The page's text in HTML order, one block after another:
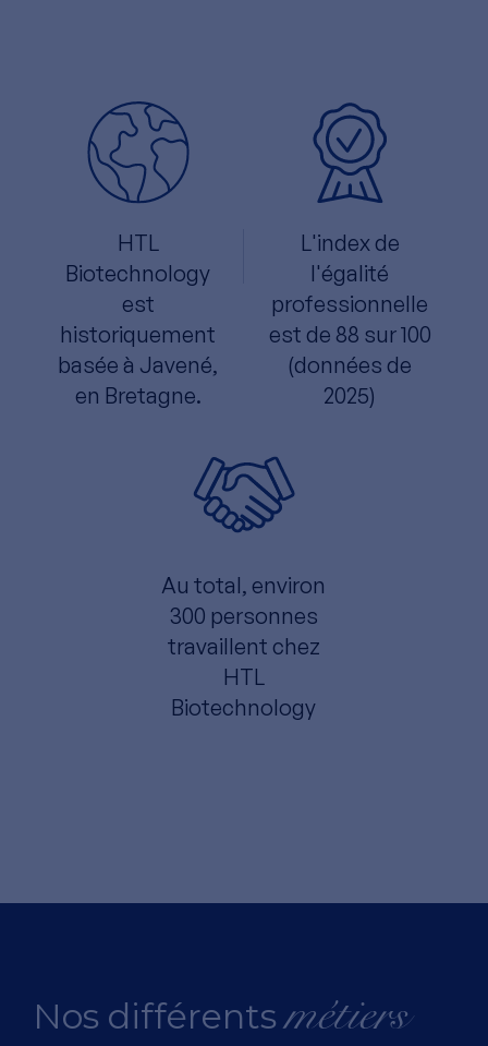
HTL
Biotechnology
est
historiquement
basée à Javené,
en Bretagne.
L'index de
l'égalité
professionnelle
est de 88 sur 100
(données de
2025)
Au total, environ
300 personnes
travaillent chez
HTL
Biotechnology
Nos différents métiers